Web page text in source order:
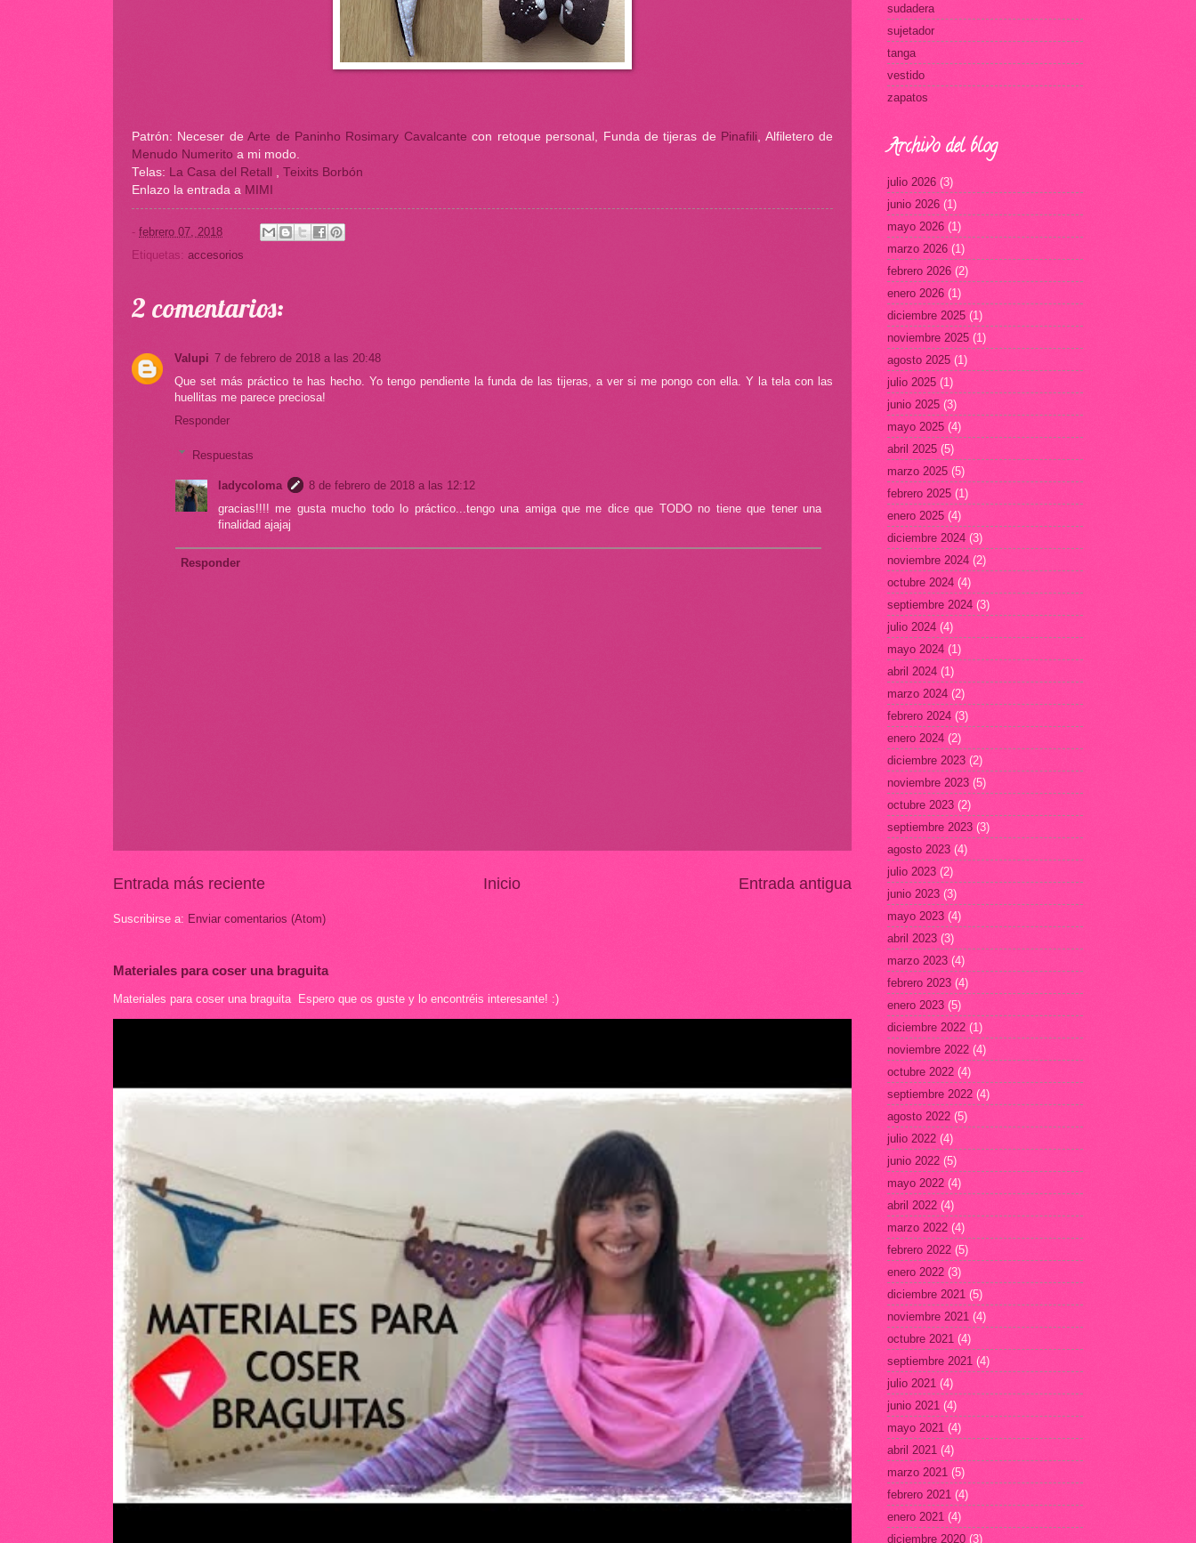
Patrón: Neceser deArte de Paninho Rosimary Cavalcantecon retoque personal, Funda de tijeras de Pinafili , Alfiletero de
Menudo Numerito a mi modo.
Telas: La Casa del Retall
Teixits Borbón
Enlazo la entrada a MIMI
- febrero 07, 2018
Etiquetas: accesorios
2 comentarios:
Valupi 7 de febrero de 2018 a las 20:48
Que set más práctico te has hecho. Yo tengo pendiente la funda de las tijeras, a ver si me pongo con ella. Y la tela con las
huellitas me parece preciosa!
Responder
Respuestas
ladycoloma
8 de febrero de 2018 a las 12:12
gracias!!!! me gusta mucho todo lo práctico...tengo una amiga que me dice que TODO no tiene que tener una
finalidad ajajaj
Responder
Entrada más reciente Entrada antigua
Inicio
Suscribirse a: Enviar comentarios (Atom)
Materiales para coser una braguita
Materiales para coser una braguita Espero que os guste y lo encontréis interesante! :)
sudadera
sujetador
tanga
vestido
zapatos
Archivo del blog
julio 2026 (3)
junio 2026 (1)
mayo 2026 (1)
marzo 2026 (1)
febrero 2026 (2)
enero 2026 (1)
diciembre 2025 (1)
noviembre 2025 (1)
agosto 2025 (1)
julio 2025 (1)
junio 2025 (3)
mayo 2025 (4)
abril 2025 (5)
marzo 2025 (5)
febrero 2025 (1)
enero 2025 (4)
diciembre 2024 (3)
noviembre 2024 (2)
octubre 2024 (4)
septiembre 2024 (3)
julio 2024 (4)
mayo 2024 (1)
abril 2024 (1)
marzo 2024 (2)
febrero 2024 (3)
enero 2024 (2)
diciembre 2023 (2)
noviembre 2023 (5)
octubre 2023 (2)
septiembre 2023 (3)
agosto 2023 (4)
julio 2023 (2)
junio 2023 (3)
mayo 2023 (4)
abril 2023 (3)
marzo 2023 (4)
febrero 2023 (4)
enero 2023 (5)
diciembre 2022 (1)
noviembre 2022 (4)
octubre 2022 (4)
septiembre 2022 (4)
agosto 2022 (5)
julio 2022 (4)
junio 2022 (5)
mayo 2022 (4)
abril 2022 (4)
marzo 2022 (4)
febrero 2022 (5)
enero 2022 (3)
diciembre 2021 (5)
noviembre 2021 (4)
octubre 2021 (4)
septiembre 2021 (4)
julio 2021 (4)
junio 2021 (4)
mayo 2021 (4)
abril 2021 (4)
marzo 2021 (5)
febrero 2021 (4)
enero 2021 (4)
diciembre 2020 (3)